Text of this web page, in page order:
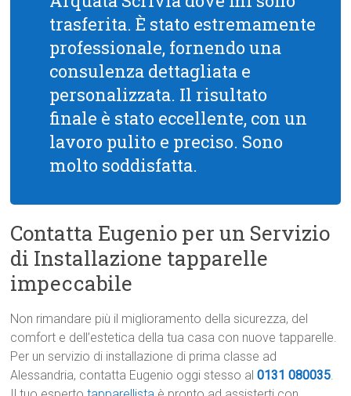
trasferita. È stato estremamente
professionale, fornendo una
consulenza dettagliata e
personalizzata. Il risultato
finale è stato eccellente, con un
lavoro pulito e preciso. Sono
molto soddisfatta.
Contatta Eugenio per un Servizio
di Installazione tapparelle
impeccabile
Non rimandare più il miglioramento della sicurezza, del
comfort e dell’estetica della tua casa con nuove tapparelle.
Per un servizio di installazione di prima classe ad
Alessandria, contatta Eugenio oggi stesso al0131 080035.